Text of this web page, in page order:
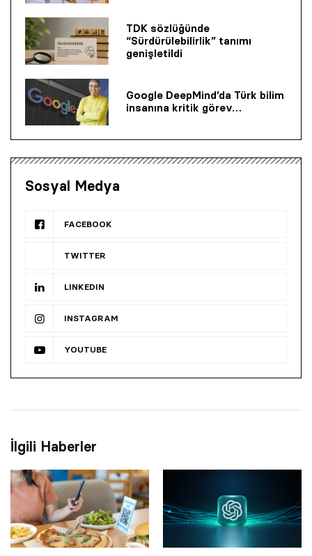
TDK sözlüğünde
“Sürdürülebilirlik” tanımı
genişletildi
Google DeepMind’da Türk bilim
insanına kritik görev…
Sosyal Medya
FACEBOOK
TWITTER
LINKEDIN
INSTAGRAM
YOUTUBE
İlgili Haberler